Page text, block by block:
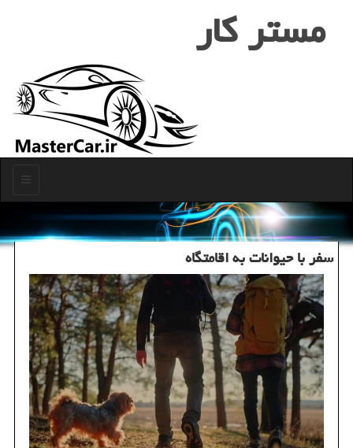
مستر كار
سفر با حیوانات به اقامتگاه